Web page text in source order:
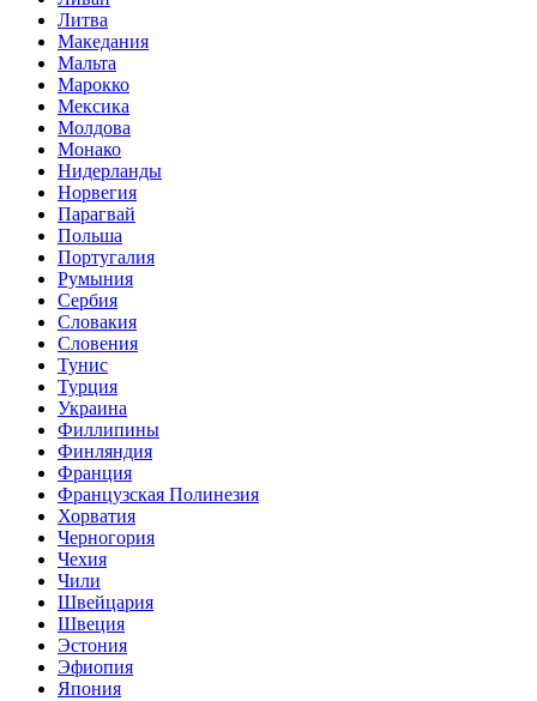
Литва
Македания
Мальта
Марокко
Мексика
Молдова
Монако
Нидерланды
Норвегия
Парагвай
Польша
Португалия
Румыния
Сербия
Словакия
Словения
Тунис
Турция
Украина
Филлипины
Финляндия
Франция
Французская Полинезия
Хорватия
Черногория
Чехия
Чили
Швейцария
Швеция
Эстония
Эфиопия
Япония